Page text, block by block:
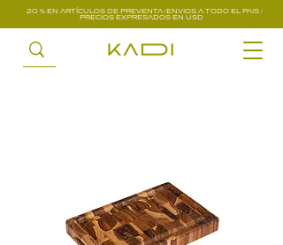
20 % EN ARTÍCULOS DE PREVENTA /ENVIOS A TODO EL PAIS /
PRECIOS EXPRESADOS EN USD